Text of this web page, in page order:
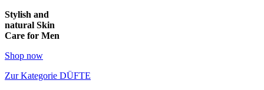
Stylish and
natural Skin
Care for Men
Shop now
Zur Kategorie DÜFTE